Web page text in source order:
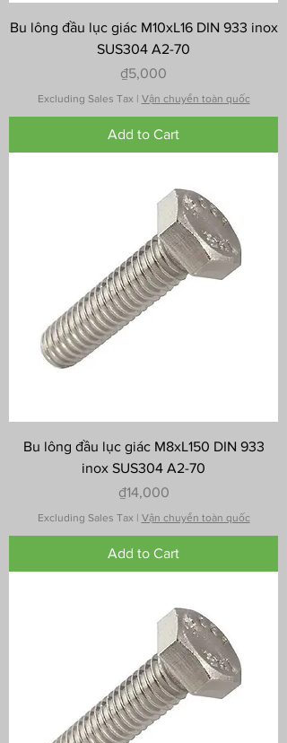
Bu lông đầu lục giác M10xL16 DIN 933 inox
SUS304 A2-70
Price
₫5,000
Excluding Sales Tax| Vận chuyển toàn quốc
Add to Cart
Bu lông đầu lục giác M8xL150 DIN 933
inox SUS304 A2-70
Price
₫14,000
Excluding Sales Tax| Vận chuyển toàn quốc
Add to Cart